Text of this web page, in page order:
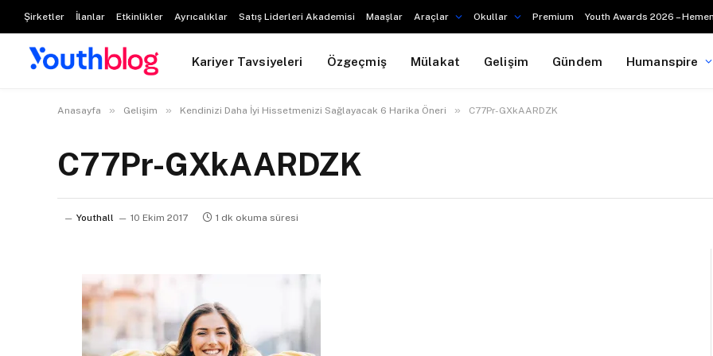
Şirketler İlanlar Etkinlikler Ayrıcalıklar Satış Liderleri Akademisi Maaşlar Araçlar Okullar Premium Youth Awards 2026 –
Kariyer Tavsiyeleri Özgeçmiş Mülakat Gelişim Gündem Humanspire
Anasayfa » Gelişim » Kendinizi Daha İyi Hissetmenizi Sağlayacak 6 Harika Öneri » C77Pr-GXkAARDZK
C77Pr-GXkAARDZK
Youthall 10 Ekim 2017 1 dk okuma süresi